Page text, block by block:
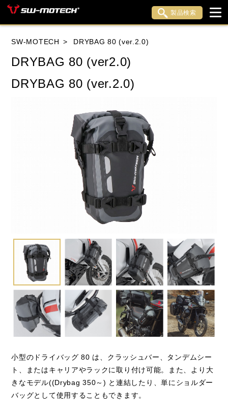
製品検索
YAMAHA SUZUKI
APRILIA BENELLI
HARLEY DAVIDSON
INDIAN KTM
MOTO MORINI
ROYAL ENFIELD
閉じる
SW-MOTECH DRYBAG 80 (ver.2.0)
DRYBAG 80 (ver2.0)
DRYBAG 80 (ver.2.0)
小型のドライバッグ 80 は、クラッシュバー、タンデムシー
ト、またはキャリアやラックに取り付け可能。また、より大
きなモデル((Drybag 350～) と連結したり、単にショルダー
バッグとして使用することもできます。